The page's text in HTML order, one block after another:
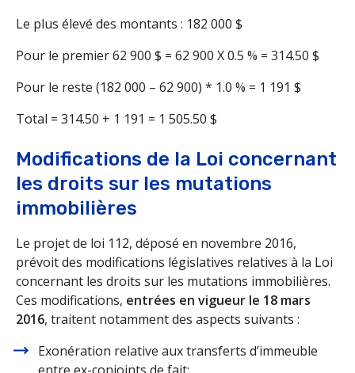
Le plus élevé des montants : 182 000 $
Pour le premier 62 900 $ = 62 900 X 0.5 % = 314.50 $
Pour le reste (182 000 – 62 900) * 1.0 % = 1 191 $
Total = 314.50 + 1 191 = 1 505.50 $
Modifications de la Loi concernant
les droits sur les mutations
immobilières
Le projet de loi 112, déposé en novembre 2016,
prévoit des modifications législatives relatives à la Loi
concernant les droits sur les mutations immobilières.
Ces modifications, entrées en vigueur le 18 mars
2016, traitent notamment des aspects suivants :
Exonération relative aux transferts d’immeuble